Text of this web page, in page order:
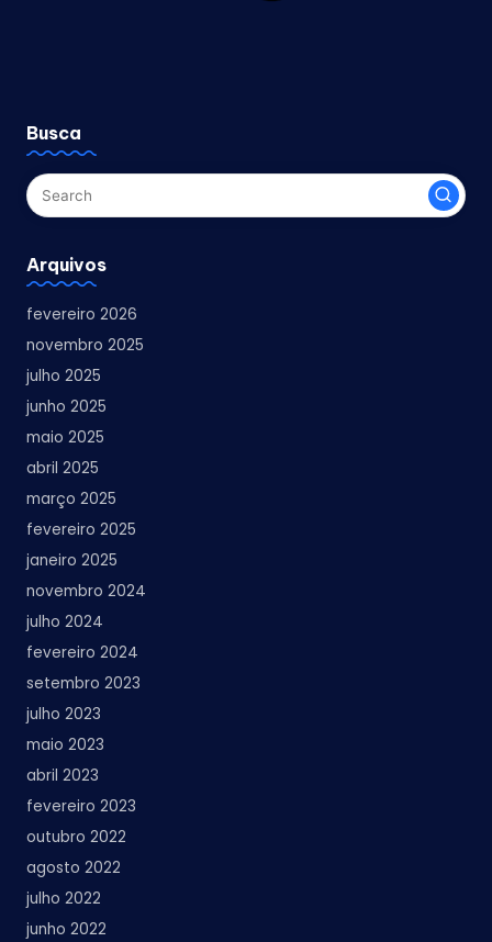
Busca
Arquivos
fevereiro 2026
novembro 2025
julho 2025
junho 2025
maio 2025
abril 2025
março 2025
fevereiro 2025
janeiro 2025
novembro 2024
julho 2024
fevereiro 2024
setembro 2023
julho 2023
maio 2023
abril 2023
fevereiro 2023
outubro 2022
agosto 2022
julho 2022
junho 2022